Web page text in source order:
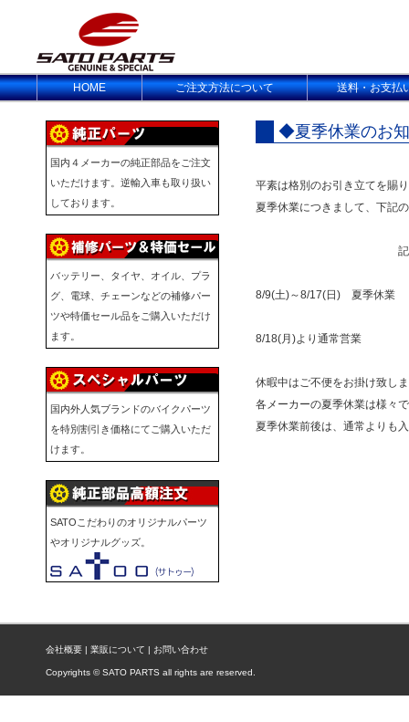
HOME ご注文方法について 送料・お支払
国内４メーカーの純正部品をご注文
いただけます。逆輸入車も取り扱い
しております。
バッテリー、タイヤ、オイル、プラ
グ、電球、チェーンなどの補修パー
ツや特価セール品をご購入いただけ
ます。
国内外人気ブランドのバイクパーツ
を特別割引き価格にてご購入いただ
けます。
SATOこだわりのオリジナルパーツ
やオリジナルグッズ。
◆夏季休業のお
平素は格別のお引き立てを賜
夏季休業につきまして、下記
記
8/9(土)～8/17(日) 夏季休業
8/18(月)より通常営業
休暇中はご不便をお掛け致し
各メーカーの夏季休業は様々
夏季休業前後は、通常よりも
会社概要 | 業販について | お問い合わせ
Copyrights © SATO PARTS all rights are reserved.